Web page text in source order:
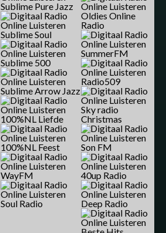
Sublime Pure Jazz
Sublime Soul
Sublime 500
Sublime Arrow Jazz
100%NL Liefde
100%NL Feest
WayFM
Soul Radio
Oldies Online
Radio
SummerFM
Radio509
Sky radio
Christmas
Son FM
40up Radio
Deep Radio